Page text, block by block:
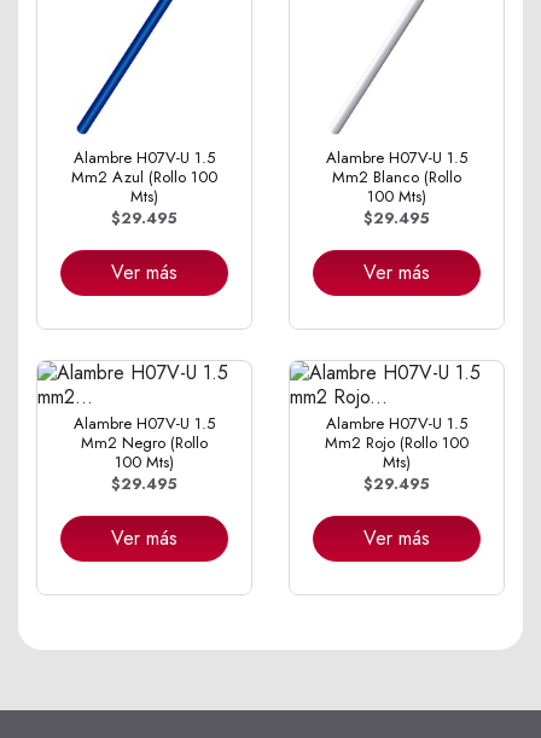
Alambre H07V-U 1.5
Mm2 Azul (Rollo 100
Mts)
$29.495
Ver más
Alambre H07V-U 1.5
Mm2 Blanco (Rollo
100 Mts)
$29.495
Ver más
Alambre H07V-U 1.5
Mm2 Negro (Rollo
100 Mts)
$29.495
Ver más
Alambre H07V-U 1.5
Mm2 Rojo (Rollo 100
Mts)
$29.495
Ver más